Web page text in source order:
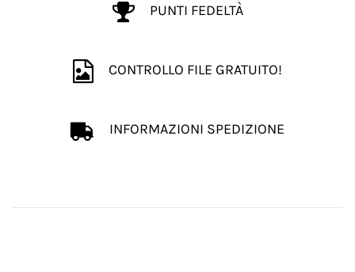
PUNTI FEDELTÀ
CONTROLLO FILE GRATUITO!
INFORMAZIONI SPEDIZIONE